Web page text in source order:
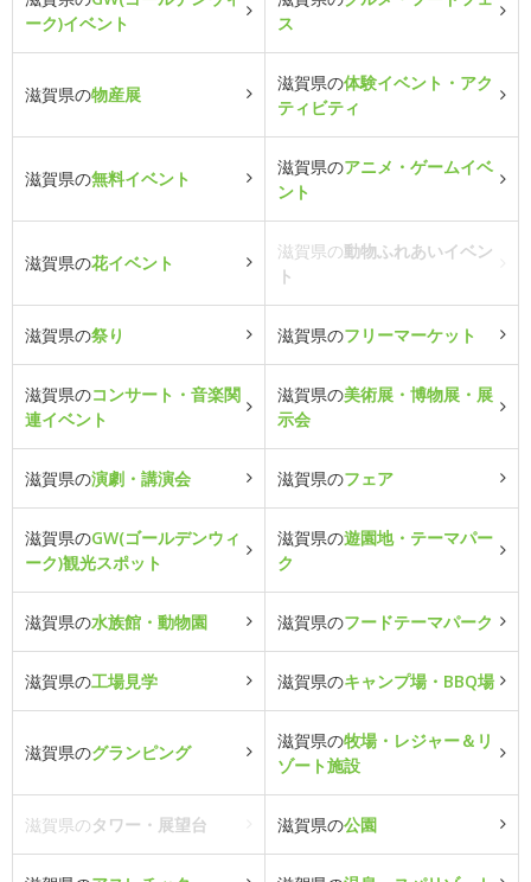
ーク)イベント
ス
滋賀県の物産展
滋賀県の体験イベント・アク
ティビティ
滋賀県の無料イベント
滋賀県のアニメ・ゲームイベ
ント
滋賀県の花イベント
滋賀県の動物ふれあいイベン
ト
滋賀県の祭り 滋賀県のフリーマーケット
滋賀県のコンサート・音楽関
連イベント
滋賀県の美術展・博物展・展
示会
滋賀県の演劇・講演会 滋賀県のフェア
滋賀県のGW(ゴールデンウィ
ーク)観光スポット
滋賀県の遊園地・テーマパー
ク
滋賀県の水族館・動物園 滋賀県のフードテーマパーク
滋賀県の工場見学 滋賀県のキャンプ場・BBQ場
滋賀県のグランピング
滋賀県の牧場・レジャー＆リ
ゾート施設
滋賀県のタワー・展望台 滋賀県の公園